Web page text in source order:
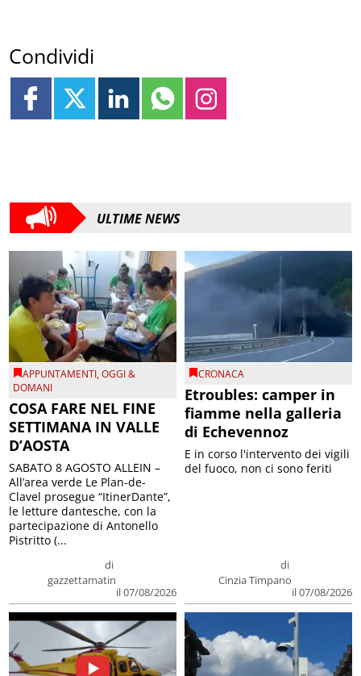
Condividi
ULTIME NEWS
APPUNTAMENTI,OGGI &
DOMANI
COSA FARE NEL FINE
SETTIMANA IN VALLE
D’AOSTA
di
gazzettamatin
il 07/08/2026
SABATO 8 AGOSTO ALLEIN –
All’area verde Le Plan-de-
Clavel prosegue “ItinerDante”,
le letture dantesche, con la
partecipazione di Antonello
Pistritto (...
CRONACA
Etroubles: camper in
fiamme nella galleria
di Echevennoz
di
Cinzia Timpano
il 07/08/2026
E in corso l'intervento dei vigili
del fuoco, non ci sono feriti